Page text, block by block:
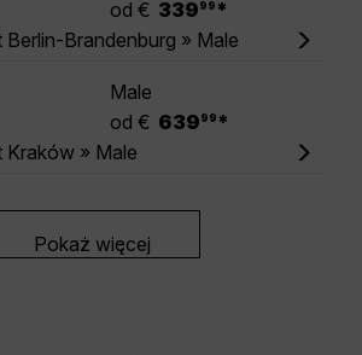
od € 339 99 *
Berlin-Brandenburg » Male
Male
od € 639 99 *
Kraków » Male
Pokaż więcej